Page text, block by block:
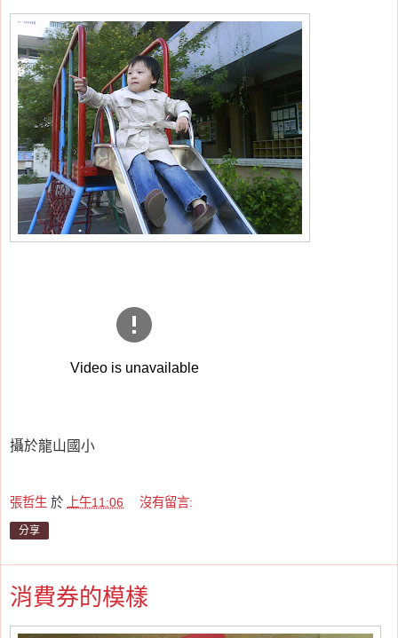
攝於龍山國小
張哲生 於 上午11:06 沒有留言:
分享
消費券的模樣